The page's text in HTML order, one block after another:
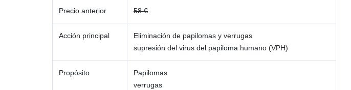
Precio anterior 58 €
Acción principal
Eliminación de papilomas y verrugas
supresión del virus del papiloma humano (VPH)
Propósito
Papilomas
verrugas